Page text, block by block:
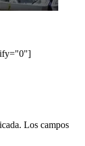
Los campos